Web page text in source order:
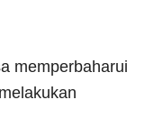
memperbaharui